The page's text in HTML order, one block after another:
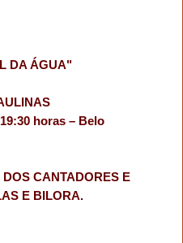
DA ÁGUA"
horas – Belo
CANTADORES E
E BILORA.